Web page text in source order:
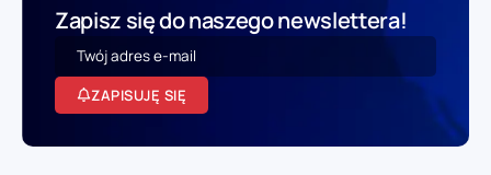
Zapisz się do naszego newslettera!
ZAPISUJĘ SIĘ